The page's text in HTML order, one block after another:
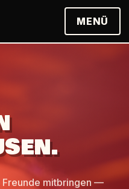
MENÜ
Freunde mitbringen —